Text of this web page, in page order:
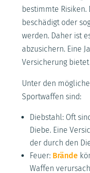
bestimmte Risiken.
beschädigt oder
werden. Daher ist
abzusichern. Eine
Versicherung
Unter den
Sportwaffen sind:
Diebstahl: Oft
Diebe. Eine
der durch den
Feuer: Brände
Waffen